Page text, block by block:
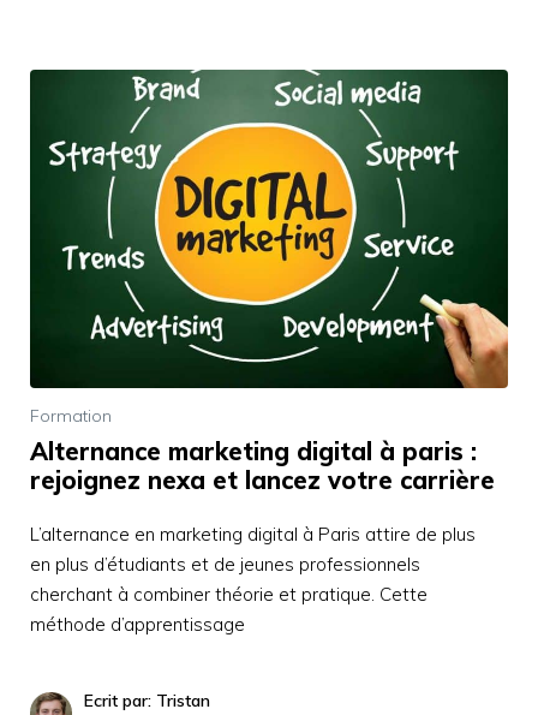
Formation
Alternance marketing digital à paris :
rejoignez nexa et lancez votre carrière
L’alternance en marketing digital à Paris attire de plus
en plus d’étudiants et de jeunes professionnels
cherchant à combiner théorie et pratique. Cette
méthode d’apprentissage
Ecrit par: Tristan